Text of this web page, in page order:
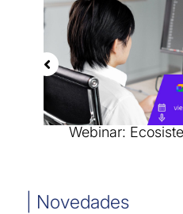
Webinar:
| Novedades